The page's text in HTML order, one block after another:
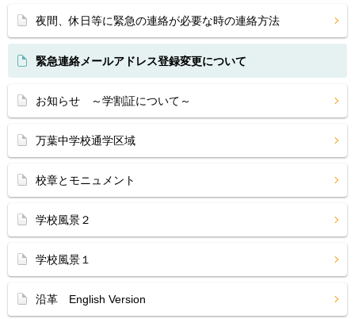
夜間、休日等に緊急の連絡が必要な時の連絡方法
緊急連絡メールアドレス登録変更について
お知らせ ～学割証について～
万葉中学校通学区域
校章とモニュメント
学校風景２
学校風景１
沿革 English Version